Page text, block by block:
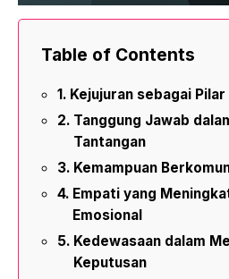
Table of Contents
Kejujuran sebagai Pilar
Tanggung Jawab
Tantangan
Kemampuan
Empati yang
Emosional
Kedewasaan dalam
Keputusan